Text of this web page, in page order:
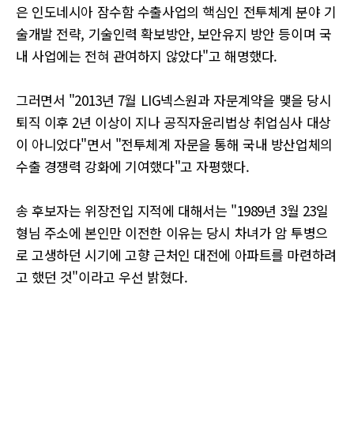
은 인도네시아 잠수함 수출사업의 핵심인 전투체계 분야 기
술개발 전략, 기술인력 확보방안, 보안유지 방안 등이며 국
내 사업에는 전혀 관여하지 않았다"고 해명했다.
그러면서 "2013년 7월 LIG넥스원과 자문계약을 맺을 당시
퇴직 이후 2년 이상이 지나 공직자윤리법상 취업심사 대상
이 아니었다"면서 "전투체계 자문을 통해 국내 방산업체의
수출 경쟁력 강화에 기여했다"고 자평했다.
송 후보자는 위장전입 지적에 대해서는 "1989년 3월 23일
형님 주소에 본인만 이전한 이유는 당시 차녀가 암 투병으
로 고생하던 시기에 고향 근처인 대전에 아파트를 마련하려
고 했던 것"이라고 우선 밝혔다.